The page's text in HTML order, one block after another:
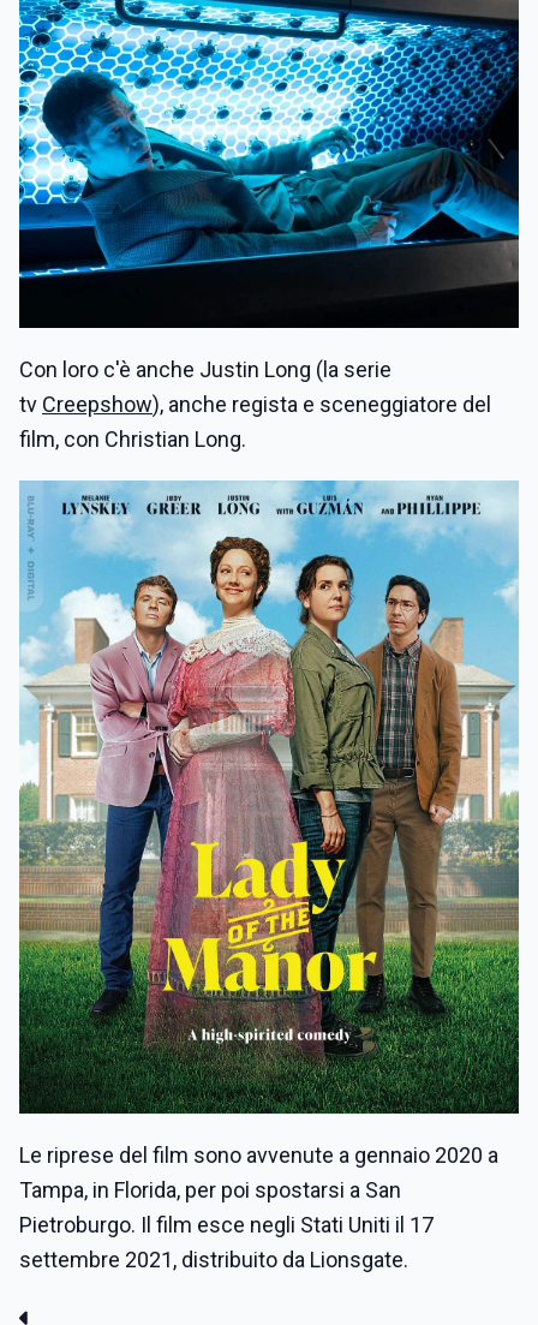
Con loro c'è anche Justin Long (la serie
tv Creepshow), anche regista e sceneggiatore del
film, con Christian Long.
Le riprese del film sono avvenute a gennaio 2020 a
Tampa, in Florida, per poi spostarsi a San
Pietroburgo. Il film esce negli Stati Uniti il 17
settembre 2021, distribuito da Lionsgate.